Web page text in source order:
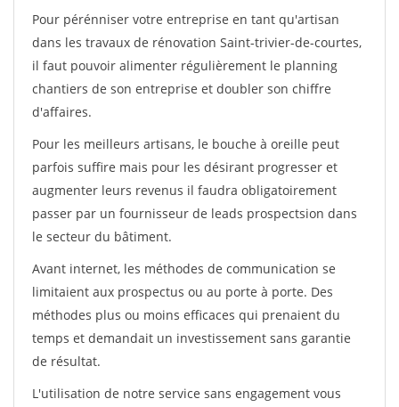
Pour pérénniser votre entreprise en tant qu'artisan
dans les travaux de rénovation Saint-trivier-de-courtes,
il faut pouvoir alimenter régulièrement le planning
chantiers de son entreprise et doubler son chiffre
d'affaires.
Pour les meilleurs artisans, le bouche à oreille peut
parfois suffire mais pour les désirant progresser et
augmenter leurs revenus il faudra obligatoirement
passer par un fournisseur de leads prospectsion dans
le secteur du bâtiment.
Avant internet, les méthodes de communication se
limitaient aux prospectus ou au porte à porte. Des
méthodes plus ou moins efficaces qui prenaient du
temps et demandait un investissement sans garantie
de résultat.
L'utilisation de notre service sans engagement vous